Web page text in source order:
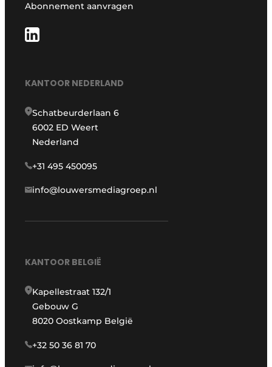
Abonnement aanvragen
KANTOOR NEDERLAND
Schatbeurderlaan 6
6002 ED Weert
Nederland
+31 495 450095
info@louwersmediagroep.nl
KANTOOR BELGIË
Kapellestraat 132/1
Gebouw G
8020 Oostkamp België
+32 50 36 81 70